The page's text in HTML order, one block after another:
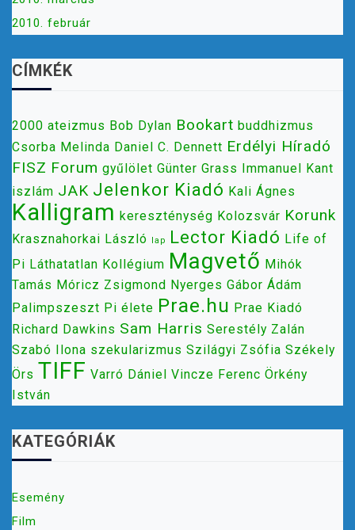
2010. február
CÍMKÉK
2000 ateizmus Bob Dylan Bookart buddhizmus
Csorba Melinda Daniel C. Dennett Erdélyi Híradó
FISZ Forum gyűlölet Günter Grass Immanuel Kant
iszlám JAK Jelenkor Kiadó Kali Ágnes
Kalligram kereszténység Kolozsvár Korunk
Krasznahorkai László lap Lector Kiadó Life of
Pi Láthatatlan Kollégium Magvető Mihók
Tamás Móricz Zsigmond Nyerges Gábor Ádám
Palimpszeszt Pi élete Prae.hu Prae Kiadó
Richard Dawkins Sam Harris Serestély Zalán
Szabó Ilona szekularizmus Szilágyi Zsófia Székely
Örs TIFF Varró Dániel Vincze Ferenc Örkény
István
KATEGÓRIÁK
Esemény
Film